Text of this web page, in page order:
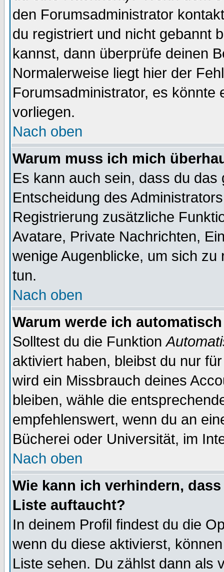
den Forumsadministrator
du registriert und nicht gebannt
kannst, dann überprüfe deinen
Normalerweise liegt hier der
Forumsadministrator, es könnte
vorliegen.
Nach oben
Warum muss ich mich
Es kann auch sein, dass du
Entscheidung des
Registrierung zusätzliche
Avatare, Private Nachrichten,
wenige Augenblicke, um sich
tun.
Nach oben
Warum werde ich
Solltest du die Funktion
aktiviert haben, bleibst du nur
wird ein Missbrauch deines
bleiben, wähle die
empfehlenswert, wenn du an
Bücherei oder Universität, im
Nach oben
Wie kann ich verhindern,
Liste auftaucht?
In deinem Profil findest du die
wenn du diese aktivierst,
Liste sehen. Du zählst dann als